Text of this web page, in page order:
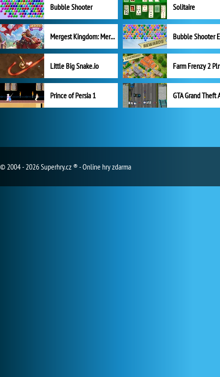
Bubble Shooter Solitaire
Mergest Kingdom: Merge Puzzle
Little Big Snake.io
Prince of Persia 1 GTA Grand Theft
© 2004 - 2026 Superhry.cz ® - Online hry zdarma